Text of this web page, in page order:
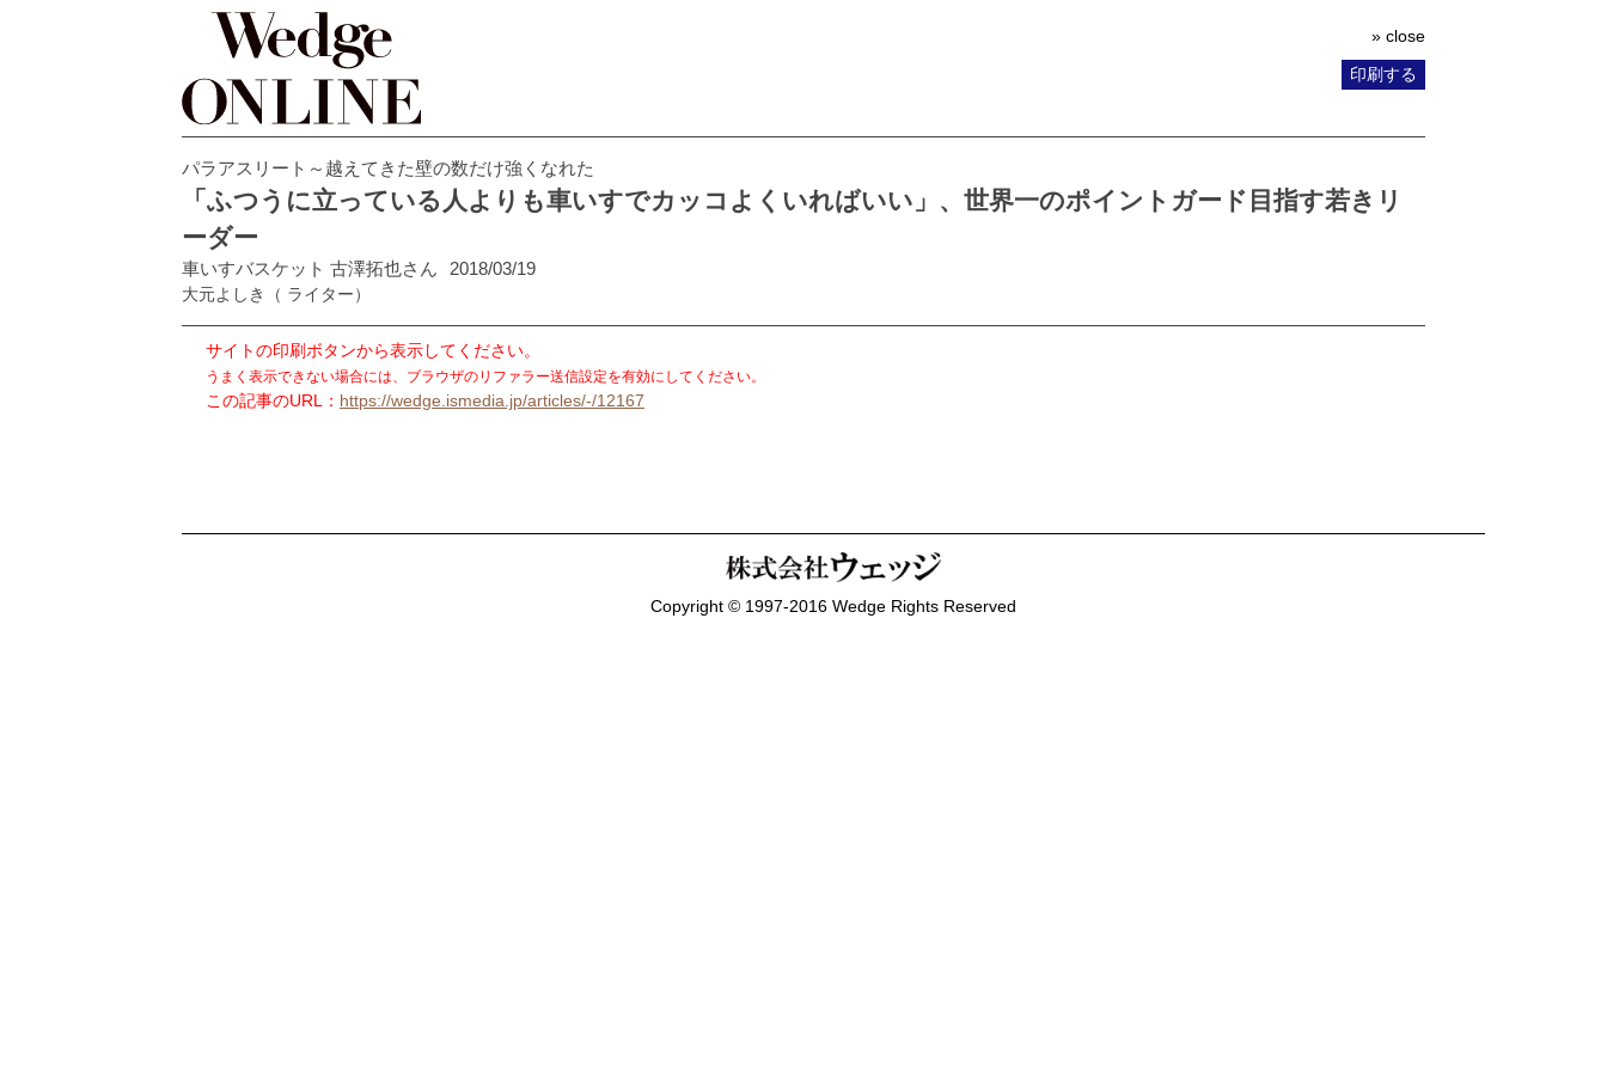
» close
印刷する
パラアスリート～越えてきた壁の数だけ強くなれた
「ふつうに立っている人よりも車いすでカッコよくいればいい」、世界一のポイントガード目指す若きリ
ーダー
車いすバスケット 古澤拓也さん 2018/03/19
大元よしき （ ライター）
サイトの印刷ボタンから表示してください。
うまく表示できない場合には、ブラウザのリファラー送信設定を有効にしてください。
この記事のURL： https://wedge.ismedia.jp/articles/-/12167
Copyright © 1997-2016 Wedge Rights Reserved